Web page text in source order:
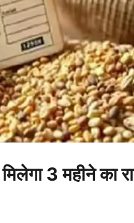
3 महीने का